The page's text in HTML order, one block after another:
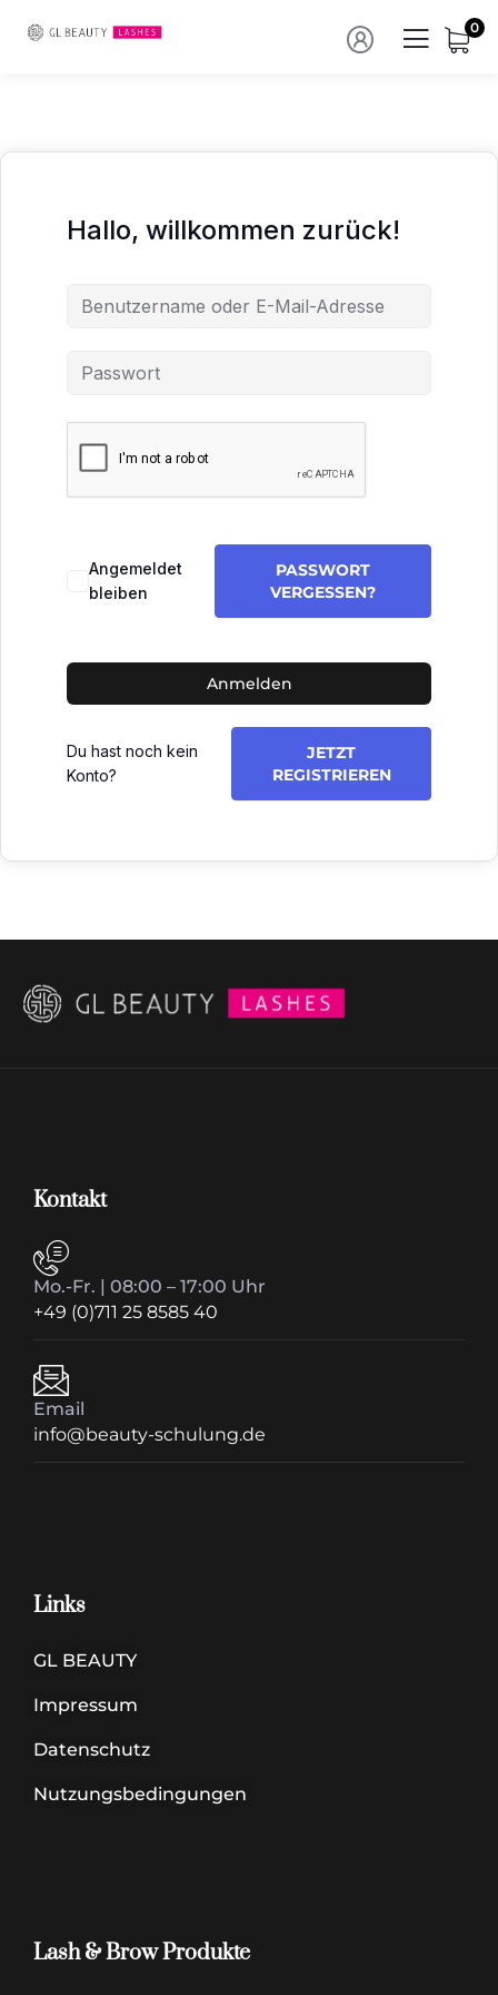
0
Hallo, willkommen zurück!
Angemeldet
bleiben
PASSWORT
VERGESSEN?
Anmelden
Du hast noch kein
Konto?
JETZT
REGISTRIEREN
Kontakt
Mo.-Fr. | 08:00 – 17:00 Uhr
+49 (0)711 25 8585 40
Email
info@beauty-schulung.de
Links
GL BEAUTY
Impressum
Datenschutz
Nutzungsbedingungen
Lash & Brow Produkte